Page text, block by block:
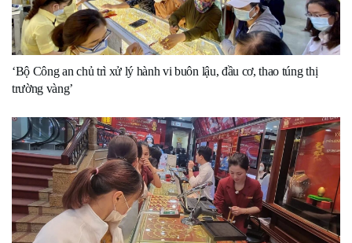
‘Bộ Công an chủ trì xử lý hành vi buôn lậu, đầu cơ, thao túng thị
trường vàng’